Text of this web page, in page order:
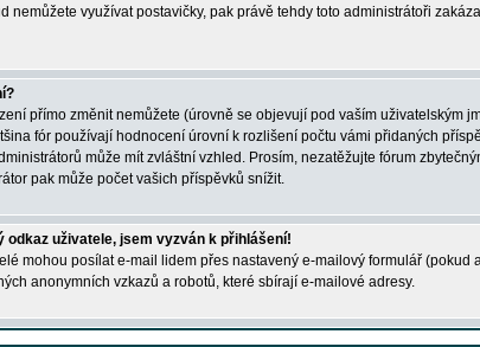
nemůžete využívat postavičky, pak právě tehdy toto administrátoři
přímo změnit nemůžete (úrovně se objevují pod vaším uživatelským
fór používají hodnocení úrovní k rozlišení počtu vámi přidaných
může mít zvláštní vzhled. Prosím, nezatěžujte fórum
pak může počet vašich příspěvků snížit.
odkaz uživatele, jsem vyzván k přihlášení!
mohou posílat e-mail lidem přes nastavený e-mailový formulář (pokud
anonymních vzkazů a robotů, které sbírají e-mailové adresy.